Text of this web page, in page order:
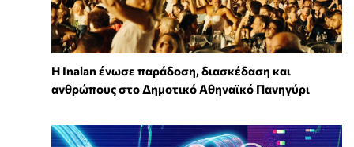
Η Inalan ένωσε παράδοση, διασκέδαση και
ανθρώπους στο Δημοτικό Αθηναϊκό Πανηγύρι